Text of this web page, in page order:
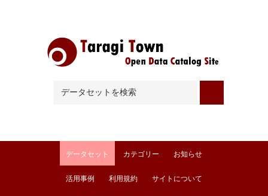
データセット カテゴリー お知らせ
活用事例 利用規約 サイトについて